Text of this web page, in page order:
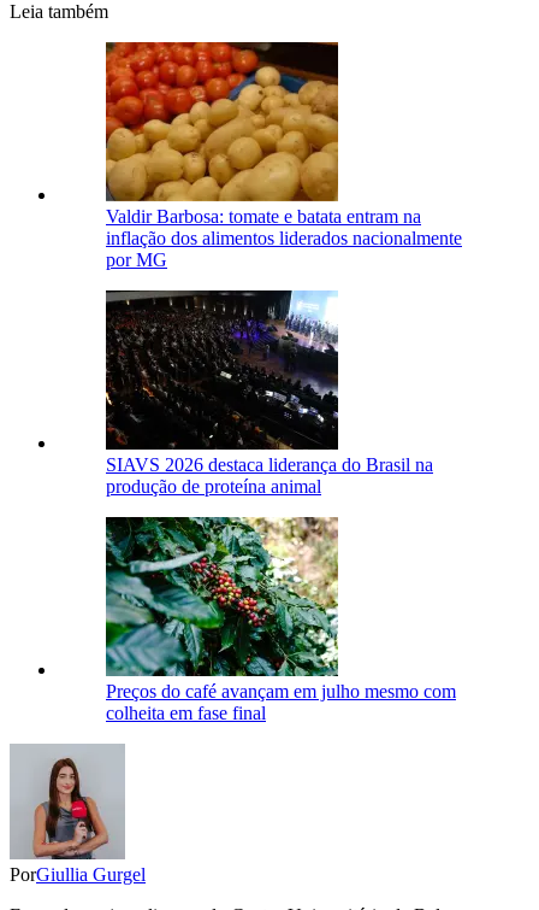
Leia também
Valdir Barbosa: tomate e batata entram na
inflação dos alimentos liderados nacionalmente
por MG
SIAVS 2026 destaca liderança do Brasil na
produção de proteína animal
Preços do café avançam em julho mesmo com
colheita em fase final
PorGiullia Gurgel